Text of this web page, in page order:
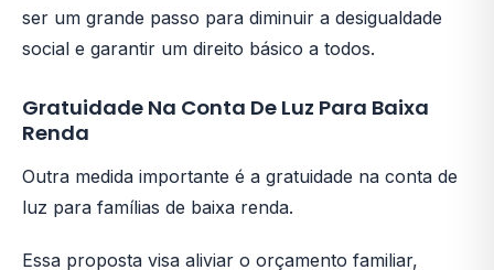
ser um grande passo para diminuir a desigualdade
social e garantir um direito básico a todos.
Gratuidade Na Conta De Luz Para Baixa
Renda
Outra medida importante é a gratuidade na conta de
luz para famílias de baixa renda.
Essa proposta visa aliviar o orçamento familiar,